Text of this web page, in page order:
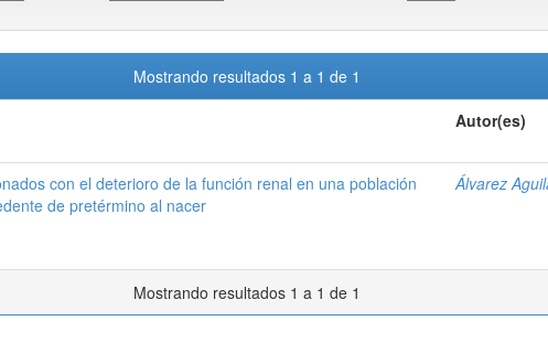
Mostrando resultados 1 a 1 de 1
Autor(es)
con el deterioro de la función renal en una población
de pretérmino al nacer
Álvarez
Mostrando resultados 1 a 1 de 1